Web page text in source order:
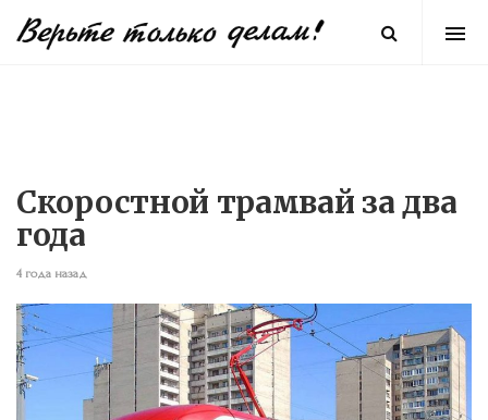
Скоростной трамвай за два
года
4 года назад